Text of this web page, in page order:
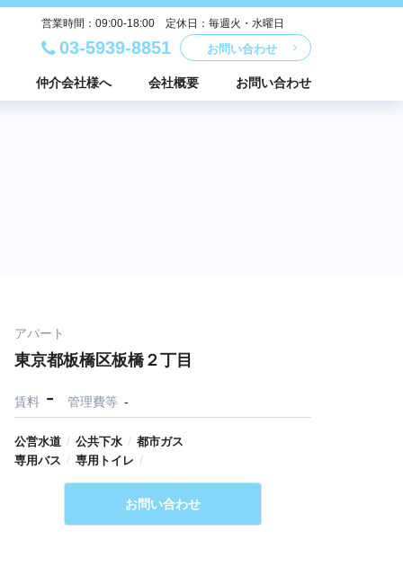
営業時間：09:00-18:00 定休日：毎週火・水曜日
03-5939-8851 お問い合わせ
仲介会社様へ 会社概要 お問い合わせ
アパート
東京都板橋区板橋２丁目
賃料 - 管理費等 -
公営水道 / 公共下水 / 都市ガス
専用バス / 専用トイレ /
お問い合わせ